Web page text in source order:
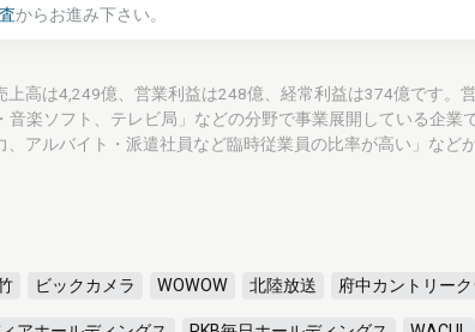
からお進み下さい。
上高は4,249億、営業利益は248億、経常利益は374億です。
楽ソフト、テレビ局」などの分野で事業展開している企業
アルバイト・派遣社員など臨時従業員の比率が高い」など
ビックカメラ WOWOW 北陸放送 府中カントリー